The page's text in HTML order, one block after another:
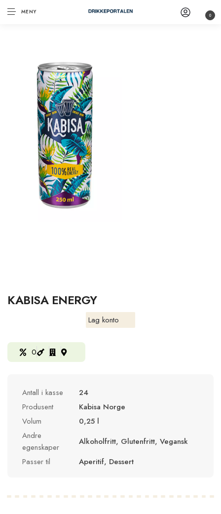
MENY 0
KABISA ENERGY
Lag konto
0
Antall i kasse
24
Produsent
Kabisa Norge
Volum
0,25 l
Andre
egenskaper
Alkoholfritt, Glutenfritt, Vegansk
Passer til
Aperitif, Dessert